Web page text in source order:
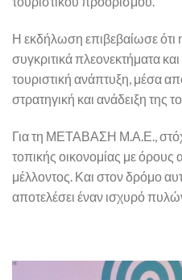
Η εκδήλωση επιβεβαίωσε ότι
συγκριτικά πλεονεκτήματα
τουριστική ανάπτυξη, μέσα
στρατηγική και ανάδειξη της
Για τη ΜΕΤΑΒΑΣΗ Μ.Α.Ε.,
τοπικής οικονομίας με όρους
μέλλοντος. Και στον δρόμο
αποτελέσει έναν ισχυρό